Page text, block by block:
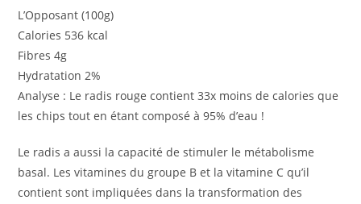
L’Opposant (100g)
Calories 536 kcal
Fibres 4g
Hydratation2%
Analyse : Le radis rouge contient33x moins de calories que
les chips tout en étant composé à 95% d’eau !
Le radis a aussi la capacité de stimuler le métabolisme
basal. Les vitamines du groupe B et la vitamine C qu’il
contient sont impliquées dans la transformation des